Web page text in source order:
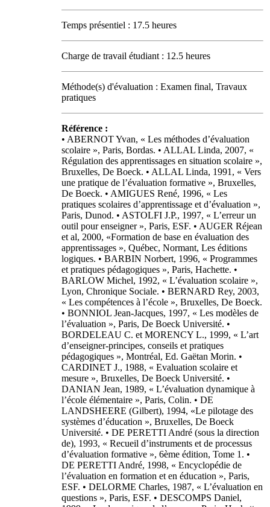
Temps présentiel : 17.5 heures
Charge de travail étudiant : 12.5 heures
Méthode(s) d'évaluation : Examen final, Travaux
pratiques
Référence :
• ABERNOT Yvan, « Les méthodes d’évaluation
scolaire », Paris, Bordas. • ALLAL Linda, 2007, «
Régulation des apprentissages en situation scolaire »,
Bruxelles, De Boeck. • ALLAL Linda, 1991, « Vers
une pratique de l’évaluation formative », Bruxelles,
De Boeck. • AMIGUES René, 1996, « Les
pratiques scolaires d’apprentissage et d’évaluation »,
Paris, Dunod. • ASTOLFI J.P., 1997, « L’erreur un
outil pour enseigner », Paris, ESF. • AUGER Réjean
et al, 2000, «Formation de base en évaluation des
apprentissages », Québec, Normant, Les éditions
logiques. • BARBIN Norbert, 1996, « Programmes
et pratiques pédagogiques », Paris, Hachette. •
BARLOW Michel, 1992, « L’évaluation scolaire »,
Lyon, Chronique Sociale. • BERNARD Rey, 2003,
« Les compétences à l’école », Bruxelles, De Boeck.
• BONNIOL Jean-Jacques, 1997, « Les modèles de
l’évaluation », Paris, De Boeck Université. •
BORDELEAU C. et MORENCY L., 1999, « L’art
d’enseigner-principes, conseils et pratiques
pédagogiques », Montréal, Ed. Gaëtan Morin. •
CARDINET J., 1988, « Evaluation scolaire et
mesure », Bruxelles, De Boeck Université. •
DANIAN Jean, 1989, « L’évaluation dynamique à
l’école élémentaire », Paris, Colin. • DE
LANDSHEERE (Gilbert), 1994, «Le pilotage des
systèmes d’éducation », Bruxelles, De Boeck
Université. • DE PERETTI André (sous la direction
de), 1993, « Recueil d’instruments et de processus
d’évaluation formative », 6ème édition, Tome 1. •
DE PERETTI André, 1998, « Encyclopédie de
l’évaluation en formation et en éducation », Paris,
ESF. • DELORME Charles, 1987, « L’évaluation en
questions », Paris, ESF. • DESCOMPS Daniel,